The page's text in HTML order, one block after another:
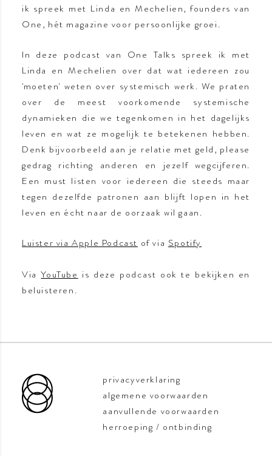
ik spreek met Linda en Mechelien, founders van
One, hét magazine voor persoonlijke groei.
In deze podcast van One Talks spreek ik met
Linda en Mechelien over dat wat iedereen zou
'moeten' weten over systemisch werk. We praten
over de meest voorkomende systemische
dynamieken die we tegenkomen in het dagelijks
leven en wat ze mogelijk te betekenen hebben.
Denk bijvoorbeeld aan je relatie met geld, please
gedrag richting anderen en jezelf wegcijferen.
Een must listen voor iedereen die steeds maar
tegen dezelfde patronen aan blijft lopen in het
leven en écht naar de oorzaak wil gaan.
Luister via Apple Podcast of via Spotify
ViaYouTube is deze podcast ook te bekijken en
beluisteren.
privacyverklaring
algemene voorwaarden
aanvullende voorwaarden
herroeping / ontbinding